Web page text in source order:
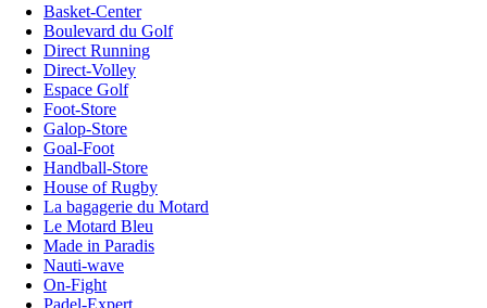
Basket-Center
Boulevard du Golf
Direct Running
Direct-Volley
Espace Golf
Foot-Store
Galop-Store
Goal-Foot
Handball-Store
House of Rugby
La bagagerie du Motard
Le Motard Bleu
Made in Paradis
Nauti-wave
On-Fight
Padel-Expert